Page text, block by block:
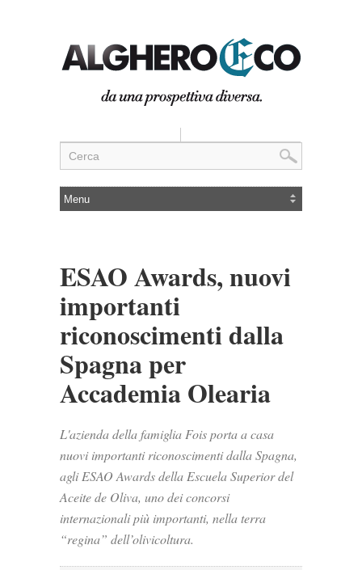
ESAO Awards, nuovi
importanti
riconoscimenti dalla
Spagna per
Accademia Olearia
L'azienda della famiglia Fois porta a casa
nuovi importanti riconoscimenti dalla Spagna,
agli ESAO Awards della Escuela Superior del
Aceite de Oliva, uno dei concorsi
internazionali più importanti, nella terra
“regina” dell’olivicoltura.